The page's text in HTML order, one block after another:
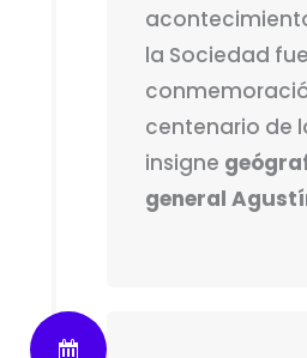
la Sociedad
centenario de
insigne
general